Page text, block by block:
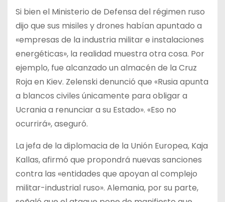
Si bien el Ministerio de Defensa del régimen ruso
dijo que sus misiles y drones habían apuntado a
«empresas de la industria militar e instalaciones
energéticas», la realidad muestra otra cosa. Por
ejemplo, fue alcanzado un almacén de la Cruz
Roja en Kiev. Zelenski denunció que «Rusia apunta
a blancos civiles únicamente para obligar a
Ucrania a renunciar a su Estado». «Eso no
ocurrirá», aseguró.
La jefa de la diplomacia de la Unión Europea, Kaja
Kallas, afirmó que propondrá nuevas sanciones
contra las «entidades que apoyan al complejo
militar-industrial ruso». Alemania, por su parte,